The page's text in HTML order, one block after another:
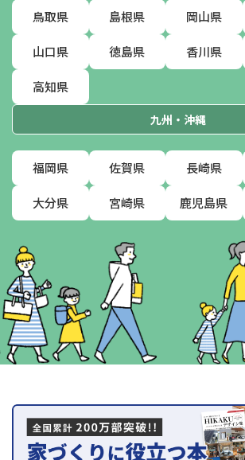
鳥取県 島根県 岡山県
山口県 徳島県 香川県
高知県
九州・沖縄
福岡県 佐賀県 長崎県
大分県 宮崎県 鹿児島県